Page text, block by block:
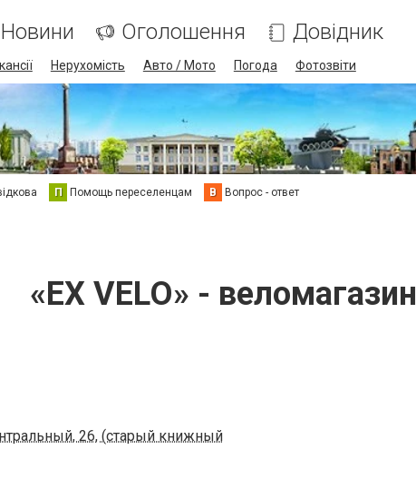
Новини Оголошення Довідник
Нерухомість Авто / Мото Погода Фотозвіти
П Помощь переселенцам В Вопрос - ответ
«EX VELO» - веломагазин
26, (старый книжный